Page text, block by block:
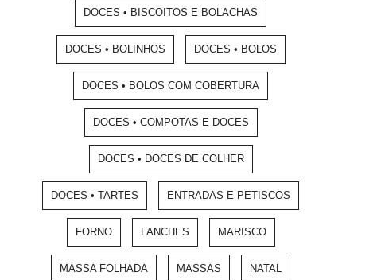
DOCES • BISCOITOS E BOLACHAS
DOCES • BOLINHOS DOCES • BOLOS
DOCES • BOLOS COM COBERTURA
DOCES • COMPOTAS E DOCES
DOCES • DOCES DE COLHER
DOCES • TARTES ENTRADAS E PETISCOS
FORNO LANCHES MARISCO
MASSA FOLHADA MASSAS NATAL